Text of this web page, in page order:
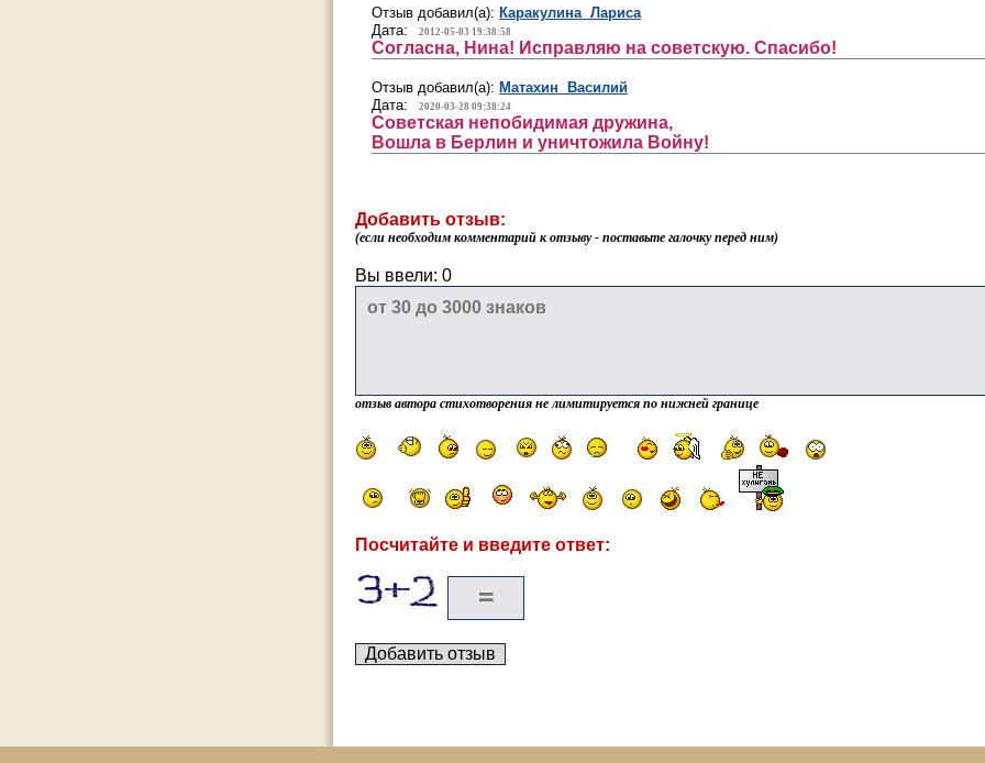
Отзыв добавил(а): Каракулина Лариса
Дата:
2012-05-03 19:38:58
Согласна, Нина! Исправляю на советскую. Спасибо!
Отзыв добавил(а): Матахин Василий
Дата:
2020-03-28 09:38:24
Советская непобидимая дружина,
Вошла в Берлин и уничтожила Войну!
Добавить отзыв:
(если необходим комментарий к отзыву - поставьте галочку перед ним)
Вы ввели: 0
отзыв автора стихотворения не лимитируется по нижней границе
Посчитайте и введите ответ: